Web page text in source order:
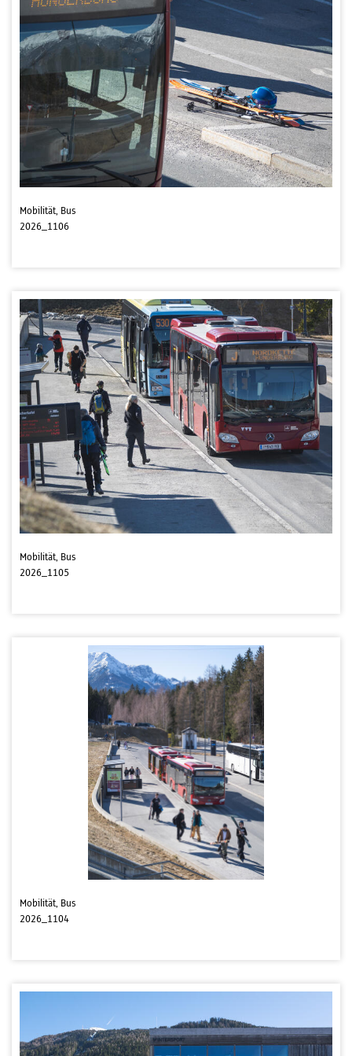
Mobilität, Bus
2026_1106
Mobilität, Bus
2026_1105
Mobilität, Bus
2026_1104